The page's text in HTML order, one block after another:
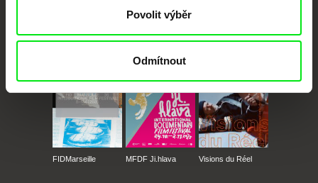
Povolit výběr
Odmítnout
Against Gravity
FIDMarseille MFDF Ji.hlava Visions du Réel